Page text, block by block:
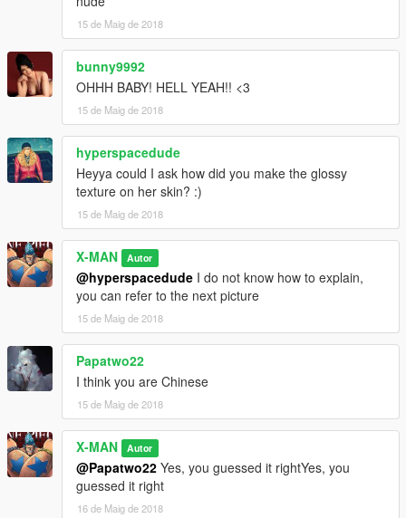
15 de Maig de 2018
bunny9992
OHHH BABY! HELL YEAH!! <3
15 de Maig de 2018
hyperspacedude
Heyya could I ask how did you make the glossy
texture on her skin? :)
15 de Maig de 2018
X-MAN Autor
@hyperspacedude I do not know how to explain,
you can refer to the next picture
15 de Maig de 2018
Papatwo22
I think you are Chinese
15 de Maig de 2018
X-MAN Autor
@Papatwo22 Yes, you guessed it rightYes, you
guessed it right
16 de Maig de 2018